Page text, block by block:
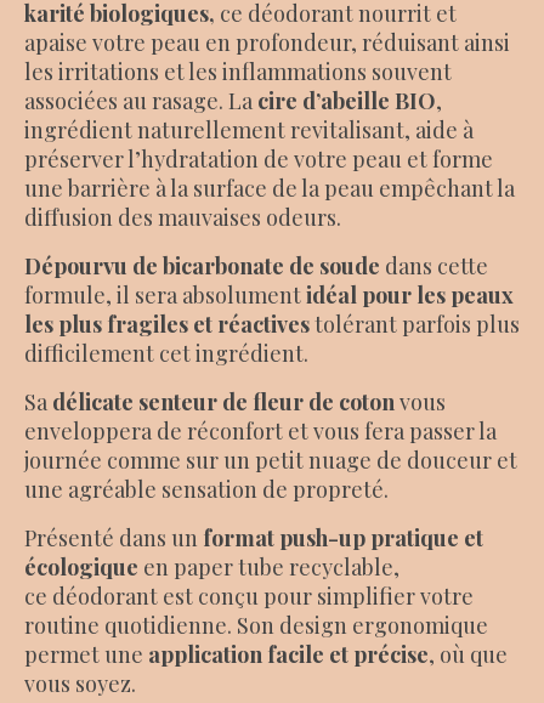
karité biologiques, ce déodorant nourrit et
apaise votre peau en profondeur, réduisant ainsi
les irritations et les inflammations souvent
associées au rasage. La cire d’abeille BIO,
ingrédient naturellement revitalisant, aide à
préserver l’hydratation de votre peau et forme
une barrière à la surface de la peau empêchant la
diffusion des mauvaises odeurs.
Dépourvu de bicarbonate de soude dans cette
formule, il sera absolumentidéal pour les peaux
les plus fragiles et réactivestolérant parfois plus
difficilement cet ingrédient.
Sa délicate senteur de fleur de coton vous
enveloppera de réconfort et vous fera passer la
journée comme sur un petit nuage de douceur et
une agréable sensation de propreté.
Présenté dans un format push-up pratique et
écologique en paper tube recyclable,
ce déodorant est conçu pour simplifier votre
routine quotidienne. Son design ergonomique
permet une application facile et précise, où que
vous soyez.